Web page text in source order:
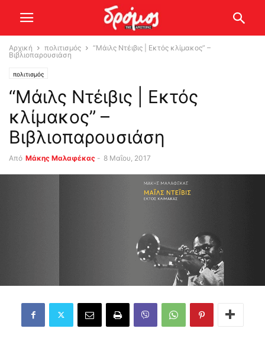
Αρχική πολιτισμός
“Μάιλς Ντέιβις | Εκτός κλίμακος” –
Βιβλιοπαρουσιάση
πολιτισμός
“Μάιλς Ντέιβις | Εκτός
κλίμακος” –
Βιβλιοπαρουσιάση
Από Μάκης Μαλαφέκας - 8 Μαΐου, 2017